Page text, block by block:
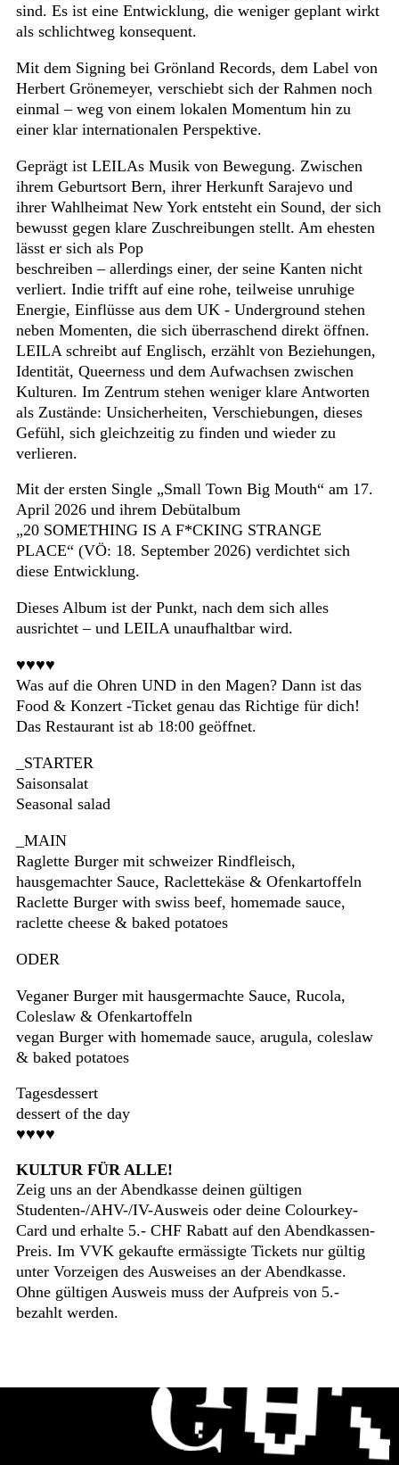
sind. Es ist eine Entwicklung, die weniger geplant wirkt
als schlichtweg konsequent.
Mit dem Signing bei Grönland Records, dem Label von
Herbert Grönemeyer, verschiebt sich der Rahmen noch
einmal – weg von einem lokalen Momentum hin zu
einer klar internationalen Perspektive.
Geprägt ist LEILAs Musik von Bewegung. Zwischen
ihrem Geburtsort Bern, ihrer Herkunft Sarajevo und
ihrer Wahlheimat New York entsteht ein Sound, der sich
bewusst gegen klare Zuschreibungen stellt. Am ehesten
lässt er sich als Pop
beschreiben – allerdings einer, der seine Kanten nicht
verliert. Indie trifft auf eine rohe, teilweise unruhige
Energie, Einflüsse aus dem UK - Underground stehen
neben Momenten, die sich überraschend direkt öffnen.
LEILA schreibt auf Englisch, erzählt von Beziehungen,
Identität, Queerness und dem Aufwachsen zwischen
Kulturen. Im Zentrum stehen weniger klare Antworten
als Zustände: Unsicherheiten, Verschiebungen, dieses
Gefühl, sich gleichzeitig zu finden und wieder zu
verlieren.
Mit der ersten Single „Small Town Big Mouth“ am 17.
April 2026 und ihrem Debütalbum
„20 SOMETHING IS A F*CKING STRANGE
PLACE“ (VÖ: 18. September 2026) verdichtet sich
diese Entwicklung.
Dieses Album ist der Punkt, nach dem sich alles
ausrichtet – und LEILA unaufhaltbar wird.
♥♥♥♥
Was auf die Ohren UND in den Magen? Dann ist das
Food & Konzert -Ticket genau das Richtige für dich!
Das Restaurant ist ab 18:00 geöffnet.
_STARTER
Saisonsalat
Seasonal salad
_MAIN
Raglette Burger mit schweizer Rindfleisch,
hausgemachter Sauce, Raclettekäse & Ofenkartoffeln
Raclette Burger with swiss beef, homemade sauce,
raclette cheese & baked potatoes
ODER
Veganer Burger mit hausgermachte Sauce, Rucola,
Coleslaw & Ofenkartoffeln
vegan Burger with homemade sauce, arugula, coleslaw
& baked potatoes
Tagesdessert
dessert of the day
♥♥♥♥
KULTUR FÜR ALLE!
Zeig uns an der Abendkasse deinen gültigen
Studenten-/AHV-/IV-Ausweis oder deine Colourkey-
Card und erhalte 5.- CHF Rabatt auf den Abendkassen-
Preis. Im VVK gekaufte ermässigte Tickets nur gültig
unter Vorzeigen des Ausweises an der Abendkasse.
Ohne gültigen Ausweis muss der Aufpreis von 5.-
bezahlt werden.